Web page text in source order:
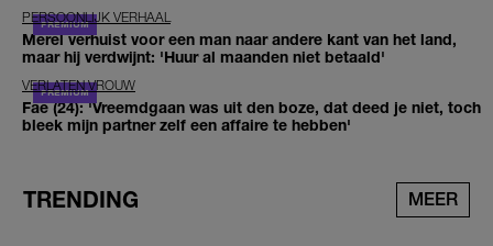
PERSOONLIJK VERHAAL
Merel verhuist voor een man naar andere kant van het land,
maar hij verdwijnt: 'Huur al maanden niet betaald'
VERLATEN VROUW
Fae (24): 'Vreemdgaan was uit den boze, dat deed je niet, toch
bleek mijn partner zelf een affaire te hebben'
TRENDING MEER